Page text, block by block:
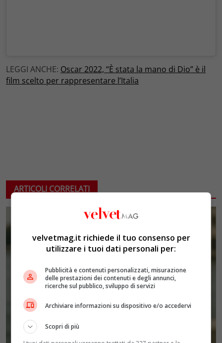
LEGGI ANCHE: Oscar 2022, “È stata la mano di Dio” è il
film scelto per rappresentare l’Italia
ARTICOLI CORRELATI
velvetmag.it richiede il tuo consenso per
utilizzare i tuoi dati personali per:
Pubblicità e contenuti personalizzati, misurazione
delle prestazioni dei contenuti e degli annunci,
ricerche sul pubblico, sviluppo di servizi
Archiviare informazioni su dispositivo e/o accedervi
Scopri di più